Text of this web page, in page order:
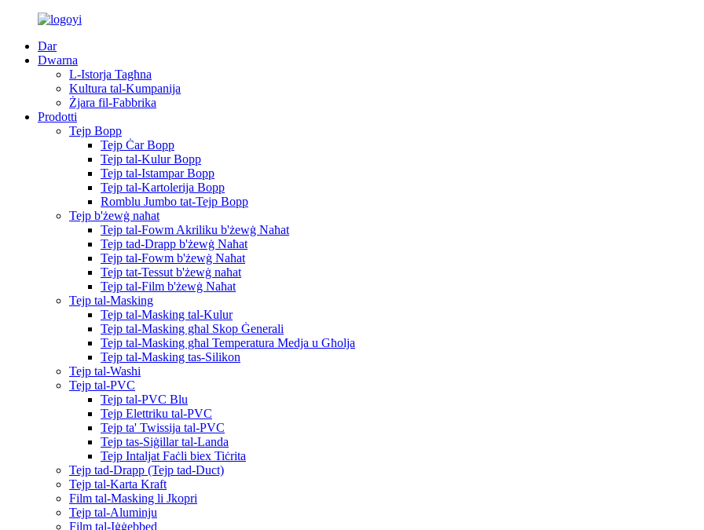
Dar
Dwarna
L-Istorja Tagħna
Kultura tal-Kumpanija
Żjara fil-Fabbrika
Prodotti
Tejp Bopp
Tejp Ċar Bopp
Tejp tal-Kulur Bopp
Tejp tal-Istampar Bopp
Tejp tal-Kartolerija Bopp
Romblu Jumbo tat-Tejp Bopp
Tejp b'żewġ naħat
Tejp tal-Fowm Akriliku b'żewġ Naħat
Tejp tad-Drapp b'żewġ Naħat
Tejp tal-Fowm b'żewġ Naħat
Tejp tat-Tessut b'żewġ naħat
Tejp tal-Film b'żewġ Naħat
Tejp tal-Masking
Tejp tal-Masking tal-Kulur
Tejp tal-Masking għal Skop Ġenerali
Tejp tal-Masking għal Temperatura Medja u Għolja
Tejp tal-Masking tas-Silikon
Tejp tal-Washi
Tejp tal-PVC
Tejp tal-PVC Blu
Tejp Elettriku tal-PVC
Tejp ta' Twissija tal-PVC
Tejp tas-Siġillar tal-Landa
Tejp Intaljat Faċli biex Tiċrita
Tejp tad-Drapp (Tejp tad-Duct)
Tejp tal-Karta Kraft
Film tal-Masking li Jkopri
Tejp tal-Aluminju
Film tal-Iġġebbed